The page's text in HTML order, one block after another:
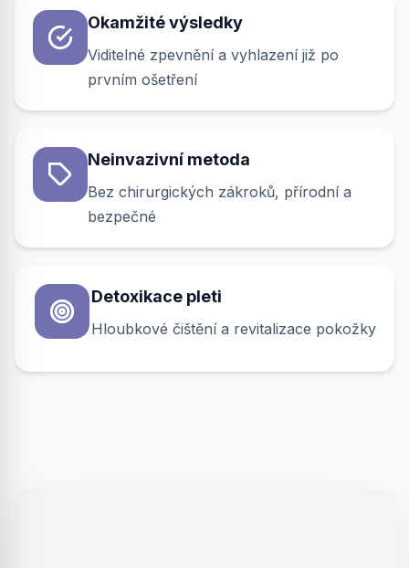
Okamžité výsledky
Viditelné zpevnění a vyhlazení již po
prvním ošetření
Neinvazivní metoda
Bez chirurgických zákroků, přírodní a
bezpečné
Detoxikace pleti
Hloubkové čištění a revitalizace pokožky